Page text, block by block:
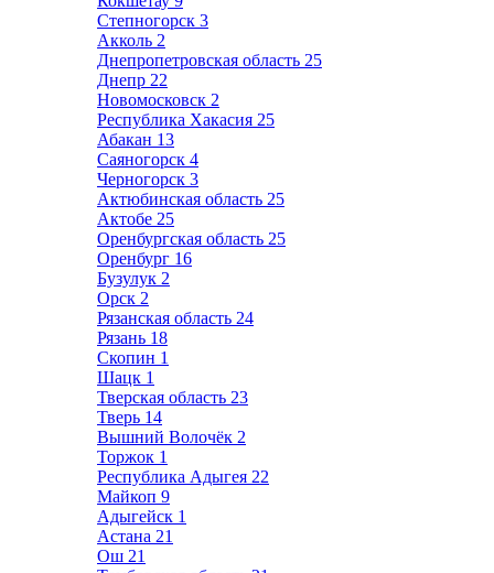
Степногорск 3
Акколь 2
Днепропетровская область 25
Днепр 22
Новомосковск 2
Республика Хакасия 25
Абакан 13
Саяногорск 4
Черногорск 3
Актюбинская область 25
Актобе 25
Оренбургская область 25
Оренбург 16
Бузулук 2
Орск 2
Рязанская область 24
Рязань 18
Скопин 1
Шацк 1
Тверская область 23
Тверь 14
Вышний Волочёк 2
Торжок 1
Республика Адыгея 22
Майкоп 9
Адыгейск 1
Астана 21
Ош 21